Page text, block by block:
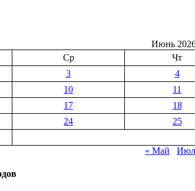
Июнь
Ср Чт
3 4
10 11
17 18
24 25
« Май